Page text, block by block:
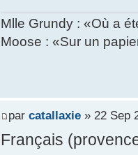
Mlle Grundy : «Où a
Moose : «Sur un
par catallaxie» 22 Sep
Français